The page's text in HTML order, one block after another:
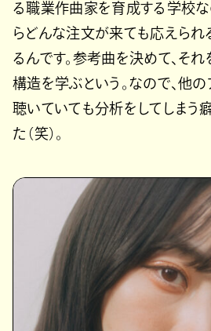
る職業作曲家を育成する学校な
らどんな注文が来ても応えら
るんです。参考曲を決めて、そ
構造を学ぶという。なので、他
聴いていても分析をしてしまう
た（笑）。